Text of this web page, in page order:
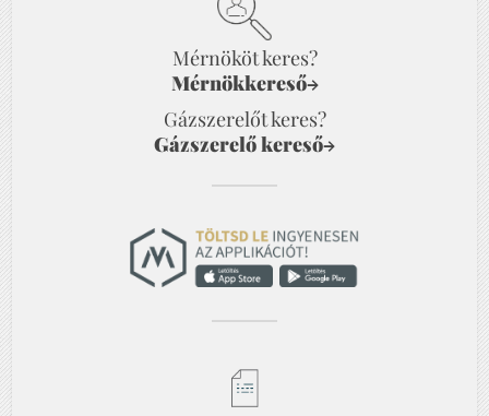
Mérnököt keres?
Mérnökkereső→
Gázszerelőt keres?
Gázszerelő kereső→